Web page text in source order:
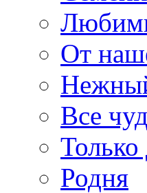
От
Все
Только
Родня